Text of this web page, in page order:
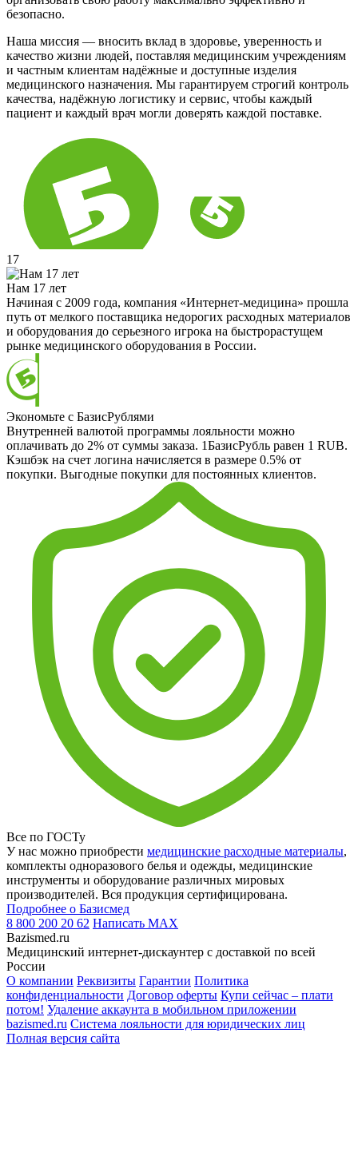
безопасно.
Наша миссия — вносить вклад в здоровье, уверенность и
качество жизни людей, поставляя медицинским учреждениям
и частным клиентам надёжные и доступные изделия
медицинского назначения. Мы гарантируем строгий контроль
качества, надёжную логистику и сервис, чтобы каждый
пациент и каждый врач могли доверять каждой поставке.
17
Нам 17 лет
Начиная с 2009 года, компания «Интернет-медицина» прошла
путь от мелкого поставщика недорогих расходных материалов
и оборудования до серьезного игрока на быстрорастущем
рынке медицинского оборудования в России.
Экономьте с БазисРублями
Внутренней валютой программы лояльности можно
оплачивать до 2% от суммы заказа. 1БазисРубль равен 1 RUB.
Кэшбэк на счет логина начисляется в размере 0.5% от
покупки. Выгодные покупки для постоянных клиентов.
Все по ГОСТу
У нас можно приобрести медицинские расходные материалы,
комплекты одноразового белья и одежды, медицинские
инструменты и оборудование различных мировых
производителей. Вся продукция сертифицирована.
Подробнее о Базисмед
8 800 200 20 62 Написать MAX
Bazismed.ru
Медицинский интернет-дискаунтер с доставкой по всей
России
О компании Реквизиты Гарантии Политика
конфиденциальности Договор оферты Купи сейчас – плати
потом! Удаление аккаунта в мобильном приложении
bazismed.ru Система лояльности для юридических лиц
Полная версия сайта